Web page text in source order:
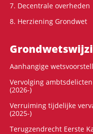
7. Decentrale overheden
8. Herziening Grondwet
Aanhangige
Vervolging
(2026-)
Verruiming tijdelijke
(2025-)
Terugzendrecht Eerste